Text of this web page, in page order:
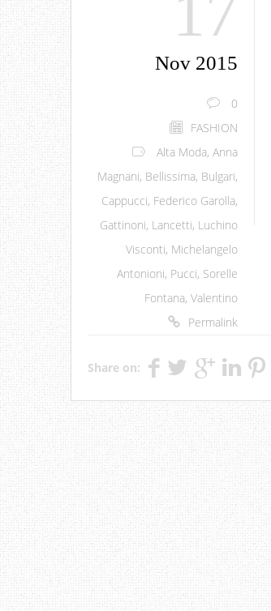
Nov 2015
0
FASHION
Alta Moda, Anna
Magnani, Bellissima, Bulgari,
Cappucci, Federico Garolla,
Gattinoni, Lancetti, Luchino
Visconti, Michelangelo
Antonioni, Pucci, Sorelle
Fontana, Valentino
Permalink
Share on: